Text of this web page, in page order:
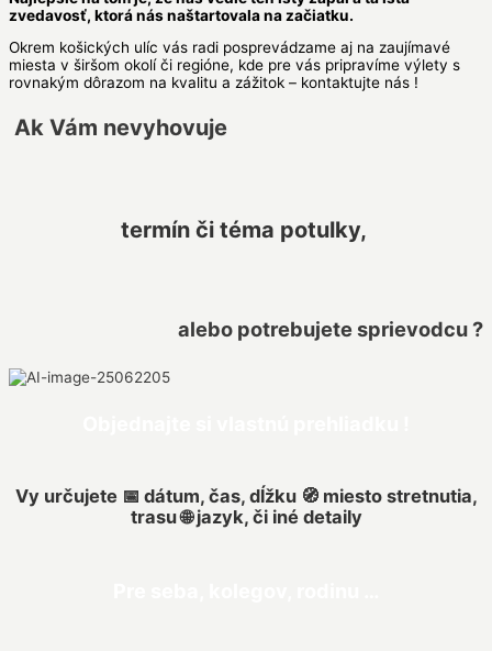
zvedavosť, ktorá nás naštartovala na začiatku.
Okrem košických ulíc vás radi posprevádzame aj na zaujímavé
miesta v širšom okolí či regióne, kde pre vás pripravíme výlety s
rovnakým dôrazom na kvalitu a zážitok – kontaktujte nás !
Ak Vám nevyhovuje
termín či téma potulky,
alebo potrebujete sprievodcu ?
Vy určujete 📅 dátum, čas, dĺžku 🧭 miesto stretnutia,
trasu 🌐 jazyk, či iné detaily